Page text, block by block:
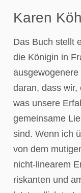
Karen
Das Buch stellt
die Königin in
daran, dass wir,
was unsere
gemeinsame
sind. Wenn ich
von dem
nicht-linearem
riskanten und